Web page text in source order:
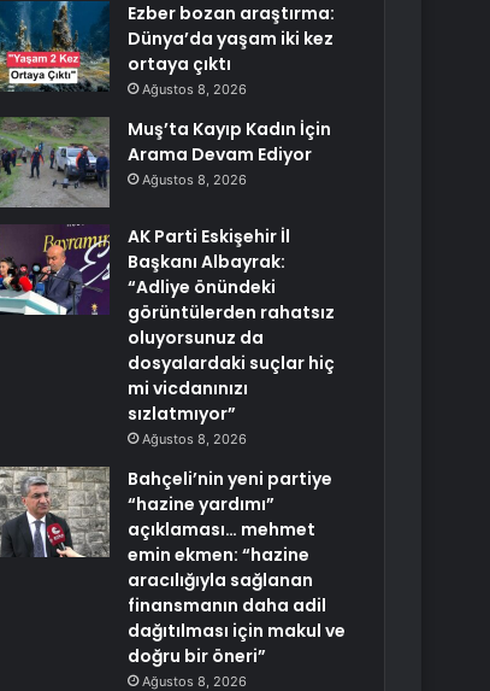
Ezber bozan araştırma:
Dünya’da yaşam iki kez
ortaya çıktı
Ağustos 8, 2026
Muş’ta Kayıp Kadın İçin
Arama Devam Ediyor
Ağustos 8, 2026
AK Parti Eskişehir İl
Başkanı Albayrak:
“Adliye önündeki
görüntülerden rahatsız
oluyorsunuz da
dosyalardaki suçlar hiç
mi vicdanınızı
sızlatmıyor”
Ağustos 8, 2026
Bahçeli’nin yeni partiye
“hazine yardımı”
açıklaması… mehmet
emin ekmen: “hazine
aracılığıyla sağlanan
finansmanın daha adil
dağıtılması için makul ve
doğru bir öneri”
Ağustos 8, 2026